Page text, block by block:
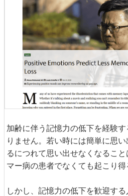
加齢に伴う記憶力の低下を経験
りません。若い時には簡単に思
るにつれて思い出せなくなるこ
マー病の患者でなくても起こり得
しかし、記憶力の低下を歓迎す